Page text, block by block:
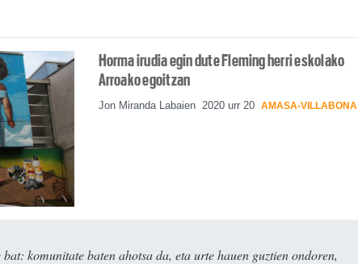
Horma irudia egin dute Fleming herri eskolako
Arroako egoitzan
Jon Miranda Labaien 2020 urr 20 AMASA-VILLABONA
komunitate baten ahotsa da, eta urte hauen guztien ondoren,